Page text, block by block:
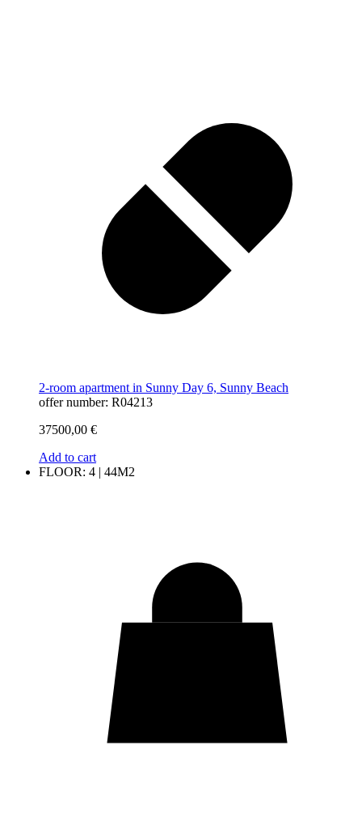
2-room apartment in Sunny Day 6, Sunny Beach
offer number: R04213
37500,00 €
Add to cart
FLOOR: 4 | 44M2